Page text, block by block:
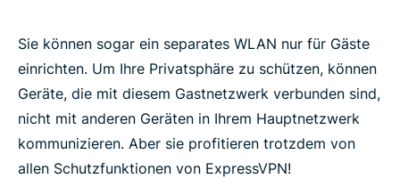
Sie können sogar ein separates WLAN nur für Gäste
einrichten. Um Ihre Privatsphäre zu schützen, können
Geräte, die mit diesem Gastnetzwerk verbunden sind,
nicht mit anderen Geräten in Ihrem Hauptnetzwerk
kommunizieren. Aber sie profitieren trotzdem von
allen Schutzfunktionen von ExpressVPN!